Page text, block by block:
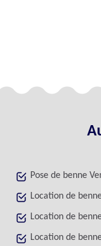
Pose de benne
Location de
Location de
Location de